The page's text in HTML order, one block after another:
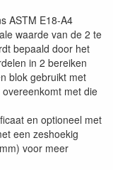
ASTM E18-A4
waarde van de 2 te
bepaald door het
in 2 bereiken
blok gebruikt met
met die
en optioneel met
een zeshoekig
voor meer